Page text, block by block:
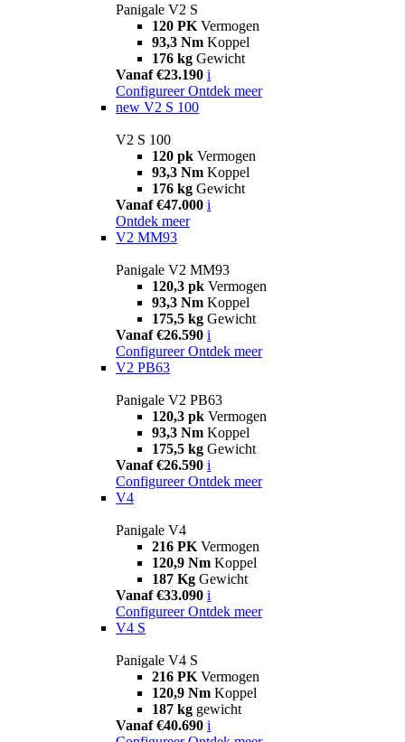
Panigale V2 S
120 PK Vermogen
93,3 Nm Koppel
176 kg Gewicht
Vanaf €23.190 i
Configureer Ontdek meer
new V2 S 100
V2 S 100
120 pk Vermogen
93,3 Nm Koppel
176 kg Gewicht
Vanaf €47.000 i
Ontdek meer
V2 MM93
Panigale V2 MM93
120,3 pk Vermogen
93,3 Nm Koppel
175,5 kg Gewicht
Vanaf €26.590 i
Configureer Ontdek meer
V2 PB63
Panigale V2 PB63
120,3 pk Vermogen
93,3 Nm Koppel
175,5 kg Gewicht
Vanaf €26.590 i
Configureer Ontdek meer
V4
Panigale V4
216 PK Vermogen
120,9 Nm Koppel
187 Kg Gewicht
Vanaf €33.090 i
Configureer Ontdek meer
V4 S
Panigale V4 S
216 PK Vermogen
120,9 Nm Koppel
187 kg gewicht
Vanaf €40.690 i